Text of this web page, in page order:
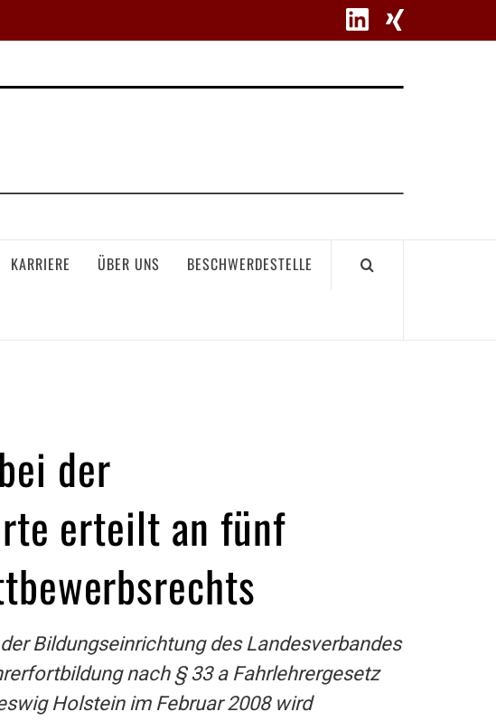
KARRIERE ÜBER UNS BESCHWERDESTELLE
der
erteilt an fünf
Bildungseinrichtung des Landesverbandes
nach § 33 a Fahrlehrergesetz
Holstein im Februar 2008 wird